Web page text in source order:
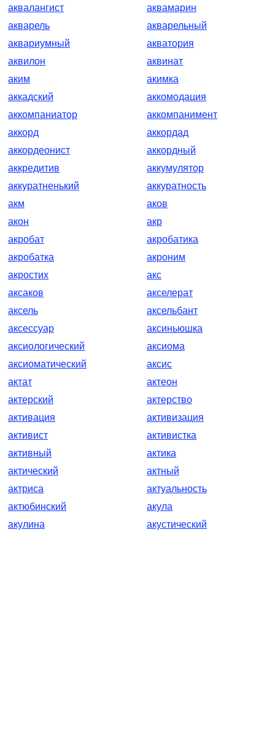
аквалангист
аквамарин
акварель
акварельный
аквариумный
акватория
аквилон
аквинат
аким
акимка
аккадский
аккомодация
аккомпаниатор
аккомпанимент
аккорд
аккордад
аккордеонист
аккордный
аккредитив
аккумулятор
аккуратненький
аккуратность
акм
аков
акон
акр
акробат
акробатика
акробатка
акроним
акростих
акс
аксаков
акселерат
аксель
аксельбант
аксессуар
аксиньюшка
аксиологический
аксиома
аксиоматический
аксис
актат
актеон
актерский
актерство
активация
активизация
активист
активистка
активный
актика
актический
актный
актриса
актуальность
актюбинский
акула
акулина
акустический